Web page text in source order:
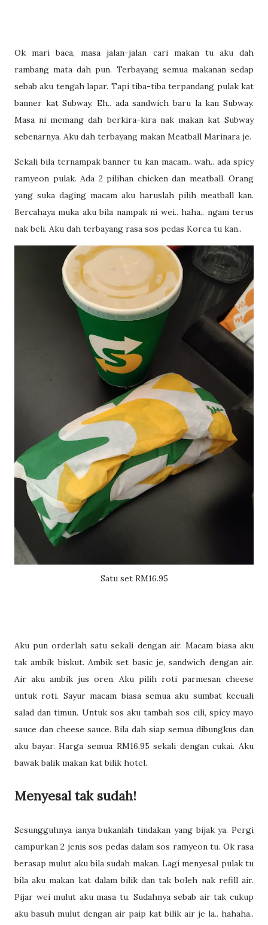
Ok mari baca, masa jalan-jalan cari makan tu aku dah
rambang mata dah pun. Terbayang semua makanan sedap
sebab aku tengah lapar. Tapi tiba-tiba terpandang pulak kat
banner kat Subway. Eh.. ada sandwich baru la kan Subway.
Masa ni memang dah berkira-kira nak makan kat Subway
sebenarnya. Aku dah terbayang makan Meatball Marinara je.
Sekali bila ternampak banner tu kan macam.. wah.. ada spicy
ramyeon pulak. Ada 2 pilihan chicken dan meatball. Orang
yang suka daging macam aku haruslah pilih meatball kan.
Bercahaya muka aku bila nampak ni wei.. haha.. ngam terus
nak beli. Aku dah terbayang rasa sos pedas Korea tu kan..
Satu set RM16.95
Aku pun orderlah satu sekali dengan air. Macam biasa aku
tak ambik biskut. Ambik set basic je, sandwich dengan air.
Air aku ambik jus oren. Aku pilih roti parmesan cheese
untuk roti. Sayur macam biasa semua aku sumbat kecuali
salad dan timun. Untuk sos aku tambah sos cili, spicy mayo
sauce dan cheese sauce. Bila dah siap semua dibungkus dan
aku bayar. Harga semua RM16.95 sekali dengan cukai. Aku
bawak balik makan kat bilik hotel.
Menyesal tak sudah!
Sesungguhnya ianya bukanlah tindakan yang bijak ya. Pergi
campurkan 2 jenis sos pedas dalam sos ramyeon tu. Ok rasa
berasap mulut aku bila sudah makan. Lagi menyesal pulak tu
bila aku makan kat dalam bilik dan tak boleh nak refill air.
Pijar wei mulut aku masa tu. Sudahnya sebab air tak cukup
aku basuh mulut dengan air paip kat bilik air je la.. hahaha..